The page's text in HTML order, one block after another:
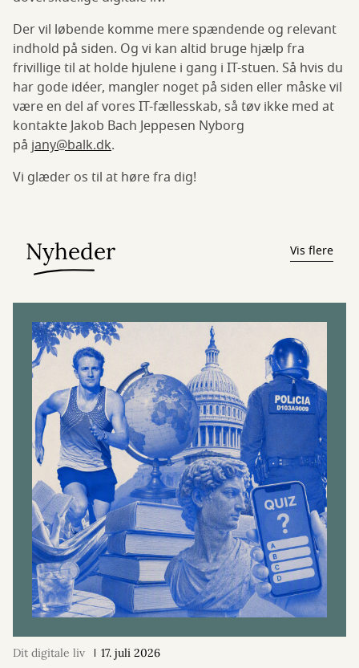
Der vil løbende komme mere spændende og relevant
indhold på siden. Og vi kan altid bruge hjælp fra
frivillige til at holde hjulene i gang i IT-stuen. Så hvis du
har gode idéer, mangler noget på siden eller måske vil
være en del af vores IT-fællesskab, så tøv ikke med at
kontakte Jakob Bach Jeppesen Nyborg
på jany@balk.dk.
Vi glæder os til at høre fra dig!
Nyheder Vis flere
Dit digitale liv 17. juli 2026